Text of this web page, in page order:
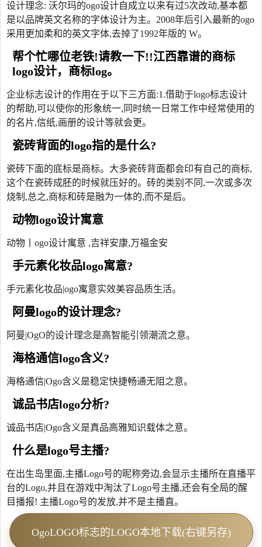
设计理念: 沃尔玛的ogo设计自成立以来有过5次改动,基本都
是以品牌英文名称的字体设计为主。2008年后引入最新的ogo
采用更加柔和的英文字体,去掉了1992年版的 W。
帮个忙哪位老铁!请教一下!!江西靠谱的商标
logo设计，商标log。
企业标志设计的作用在于以下三方面:1.借助于logo标志设计
的帮助,可以使你的形象统一,同时统一日常工作中经常使用的
的名片,信纸,画册的设计等就会更。
瓷砖背面的logo指的是什么?
瓷砖下面的底标是商标。大多瓷砖背面都会印有自己的商标,
这个在瓷砖成胚的时候就压好的。砖的类别不同,一次或多次
烧制,总之,商标和砖是融为一体的,而不是后。
动物logo设计寓意
动物丨ogo设计寓意 ,吉祥安康,万福金安
手元素化妆品logo寓意?
手元素化妆品|ogo寓意实效美容品质生活。
阿曼logo的设计理念?
阿曼|OgO的设计理念是高智能引领潮流之意。
海格通信logo含义?
海格通信|Ogo含义是稳定快捷畅通无阻之意。
诚品书店logo分析?
诚品书店|Ogo含义是真品高雅知识载体之意。
什么是logo号主播?
在出生岛里面,主播Logo号的昵称旁边,会显示主播所在直播平
台的Logo,并且在游戏中淘汰了Logo号主播,还会有全局的醒
目播报! 主播Logo号的发放,并不是主播直。
OgoLOGO标志的LOGO本地下载(右键另存)